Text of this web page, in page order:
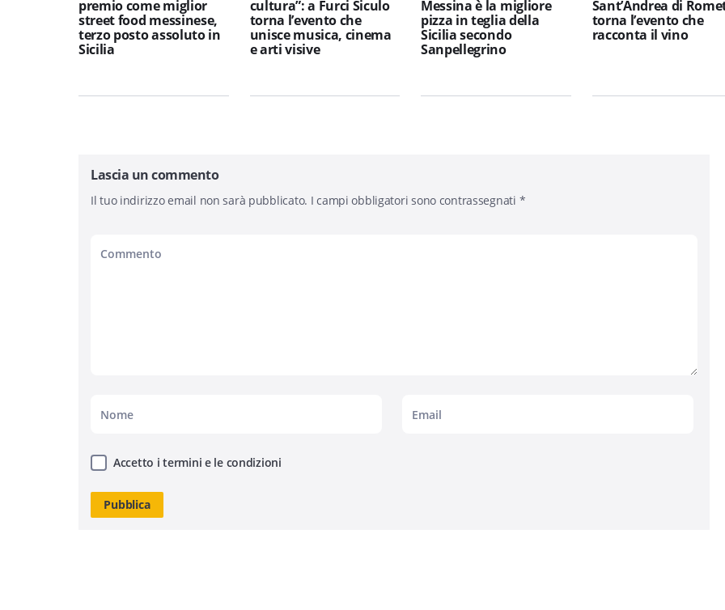
premio come miglior
street food messinese,
terzo posto assoluto in
Sicilia
cultura”: a Furci Siculo
torna l’evento che
unisce musica, cinema
e arti visive
Messina è la migliore
pizza in teglia della
Sicilia secondo
Sanpellegrino
Sant’Andrea di
torna l’evento che
racconta il vino
Lascia un commento
Il tuo indirizzo email non sarà pubblicato. I campi obbligatori sono contrassegnati *
Accetto i termini e le condizioni